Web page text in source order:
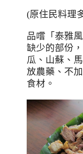
(原住民料理
品嚐「泰雅
缺少的部份
瓜、山蘇、
放農藥、不
食材。